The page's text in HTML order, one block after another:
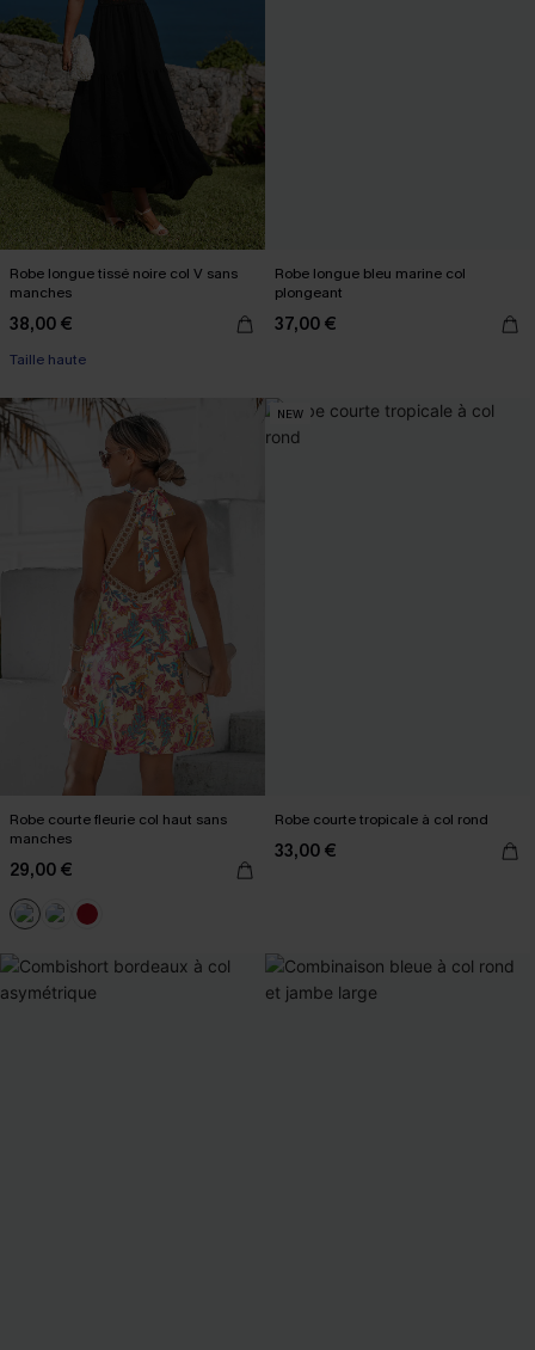
Robe longue tissé noire col V sans
manches
38,00 €
Taille haute
Robe longue bleu marine col
plongeant
37,00 €
Robe courte fleurie col haut sans
manches
29,00 €
NEW
Robe courte tropicale à col rond
33,00 €